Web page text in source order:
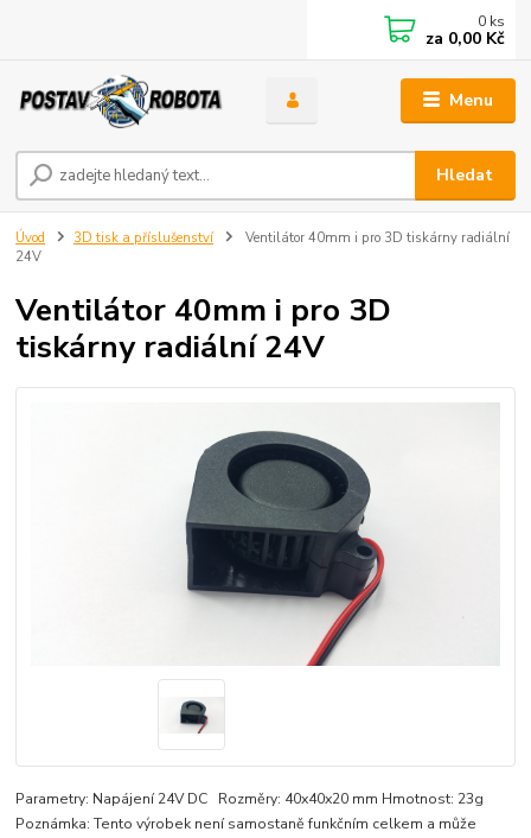
Menu
Hledat
0 ks
za 0,00 Kč
Úvod 3D tisk a příslušenství
Ventilátor 40mm i pro 3D tiskárny radiální
24V
Ventilátor 40mm i pro 3D
tiskárny radiální 24V
Parametry: Napájení 24V DC Rozměry: 40x40x20 mm Hmotnost: 23g
Poznámka: Tento výrobek není samostaně funkčním celkem a může